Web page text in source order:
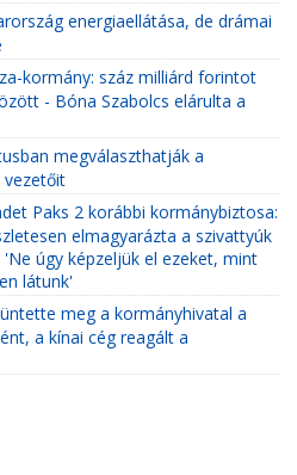
energiaellátása, de drámai
kormány: száz milliárd forintot
- Bóna Szabolcs elárulta a
megválaszthatják a
vezetőit
Paks 2 korábbi kormánybiztosa:
elmagyarázta a szivattyúk
úgy képzeljük el ezeket, mint
látunk'
meg a kormányhivatal a
a kínai cég reagált a